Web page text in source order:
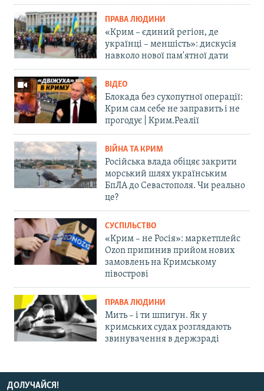
ПРАВА ЛЮДИНИ
«Крим – єдиний регіон, де
українці – меншість»: дискусія
навколо нової пам'ятної дати
ВІДЕО
Блокада без сухопутної операції:
Крим сам себе не заправить і не
прогодує | Крим.Реалії
ВІЙНА ТА КРИМ
Російська влада обіцяє закрити
морський шлях українським
БпЛА до Севастополя. Чи реально
це?
СУСПІЛЬСТВО
«Крим – не Росія»: маркетплейс
Ozon припинив прийом нових
замовлень на Кримському
півострові
ПРАВА ЛЮДИНИ
Мить – і ти шпигун. Як у
кримських судах розглядають
звинувачення в держзраді
ДОЛУЧАЙСЯ!